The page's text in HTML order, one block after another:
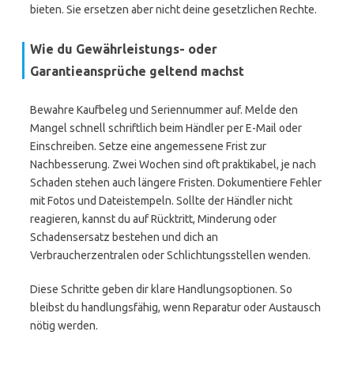
bieten. Sie ersetzen aber nicht deine gesetzlichen Rechte.
Wie du Gewährleistungs- oder
Garantieansprüche geltend machst
Bewahre Kaufbeleg und Seriennummer auf. Melde den
Mangel schnell schriftlich beim Händler per E-Mail oder
Einschreiben. Setze eine angemessene Frist zur
Nachbesserung. Zwei Wochen sind oft praktikabel, je nach
Schaden stehen auch längere Fristen. Dokumentiere Fehler
mit Fotos und Dateistempeln. Sollte der Händler nicht
reagieren, kannst du auf Rücktritt, Minderung oder
Schadensersatz bestehen und dich an
Verbraucherzentralen oder Schlichtungsstellen wenden.
Diese Schritte geben dir klare Handlungsoptionen. So
bleibst du handlungsfähig, wenn Reparatur oder Austausch
nötig werden.